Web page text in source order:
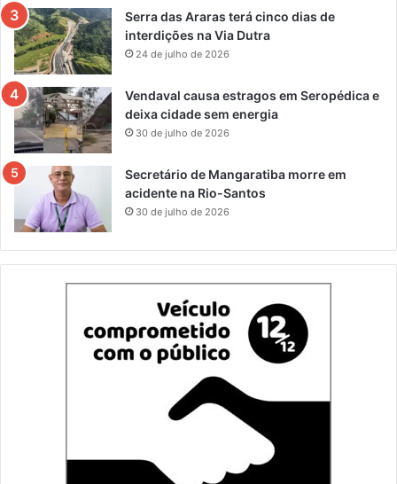
Serra das Araras terá cinco dias de
interdições na Via Dutra
24 de julho de 2026
Vendaval causa estragos em Seropédica e
deixa cidade sem energia
30 de julho de 2026
Secretário de Mangaratiba morre em
acidente na Rio-Santos
30 de julho de 2026